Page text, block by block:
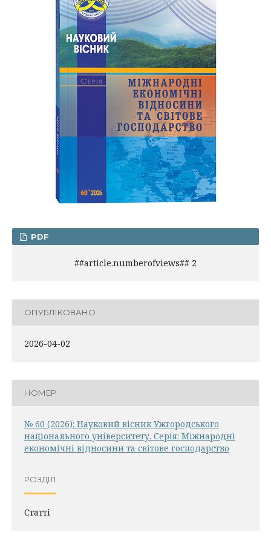
PDF
##article.numberofviews## 2
ОПУБЛІКОВАНО
2026-04-02
НОМЕР
№ 60 (2026): Науковий вісник Ужгородського
національного університету. Серія: Міжнародні
економічні відносини та світове господарство
РОЗДІЛ
Статті